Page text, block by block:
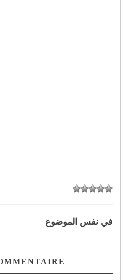
في نفس الموضوع